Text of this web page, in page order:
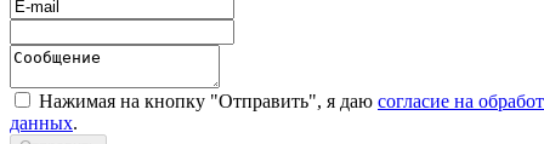
Нажимая на кнопку "Отправить", я даю согласие на
данных.